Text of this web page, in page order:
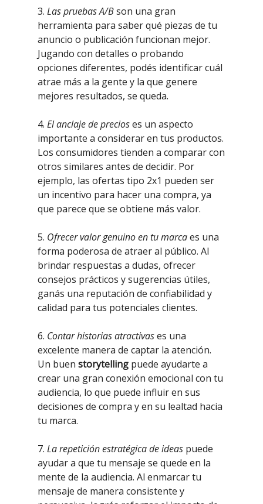
3. Las pruebas A/Bson una gran
herramienta para saber qué piezas de tu
anuncio o publicación funcionan mejor.
Jugando con detalles o probando
opciones diferentes, podés identificar cuál
atrae más a la gente y la que genere
mejores resultados, se queda.
4. El anclaje de precioses un aspecto
importante a considerar en tus productos.
Los consumidores tienden a comparar con
otros similares antes de decidir. Por
ejemplo, las ofertas tipo 2x1 pueden ser
un incentivo para hacer una compra, ya
que parece que se obtiene más valor.
5. Ofrecer valor genuino en tu marcaes una
forma poderosa de atraer al público. Al
brindar respuestas a dudas, ofrecer
consejos prácticos y sugerencias útiles,
ganás una reputación de confiabilidad y
calidad para tus potenciales clientes.
6. Contar historias atractivases una
excelente manera de captar la atención.
Un buen storytelling puede ayudarte a
crear una gran conexión emocional con tu
audiencia, lo que puede influir en sus
decisiones de compra y en su lealtad hacia
tu marca.
7. La repetición estratégica de ideas puede
ayudar a que tu mensaje se quede en la
mente de la audiencia. Al enmarcar tu
mensaje de manera consistente y